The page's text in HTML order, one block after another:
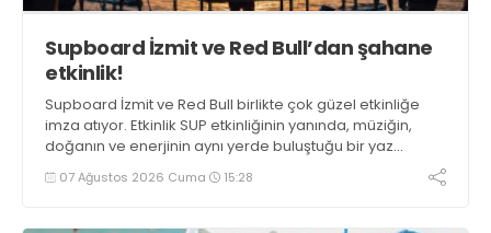
Supboard İzmit ve Red Bull’dan şahane
etkinlik!
Supboard İzmit ve Red Bull birlikte çok güzel etkinliğe
imza atıyor. Etkinlik SUP etkinliğinin yanında, müziğin,
doğanın ve enerjinin aynı yerde buluştuğu bir yaz
deneyimini de buluşturuyor.
07 Ağustos 2026 Cuma 15:28